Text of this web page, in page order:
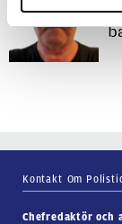
Kontakt Om
Chefredaktör och